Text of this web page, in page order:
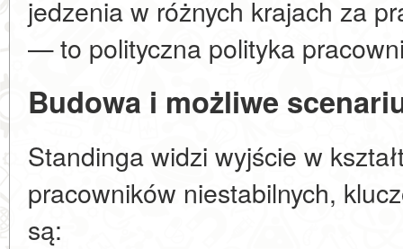
jedzenia w różnych krajach za
— to polityczna polityka
Budowa i możliwe
Standinga widzi wyjście w
pracowników niestabilnych,
są: